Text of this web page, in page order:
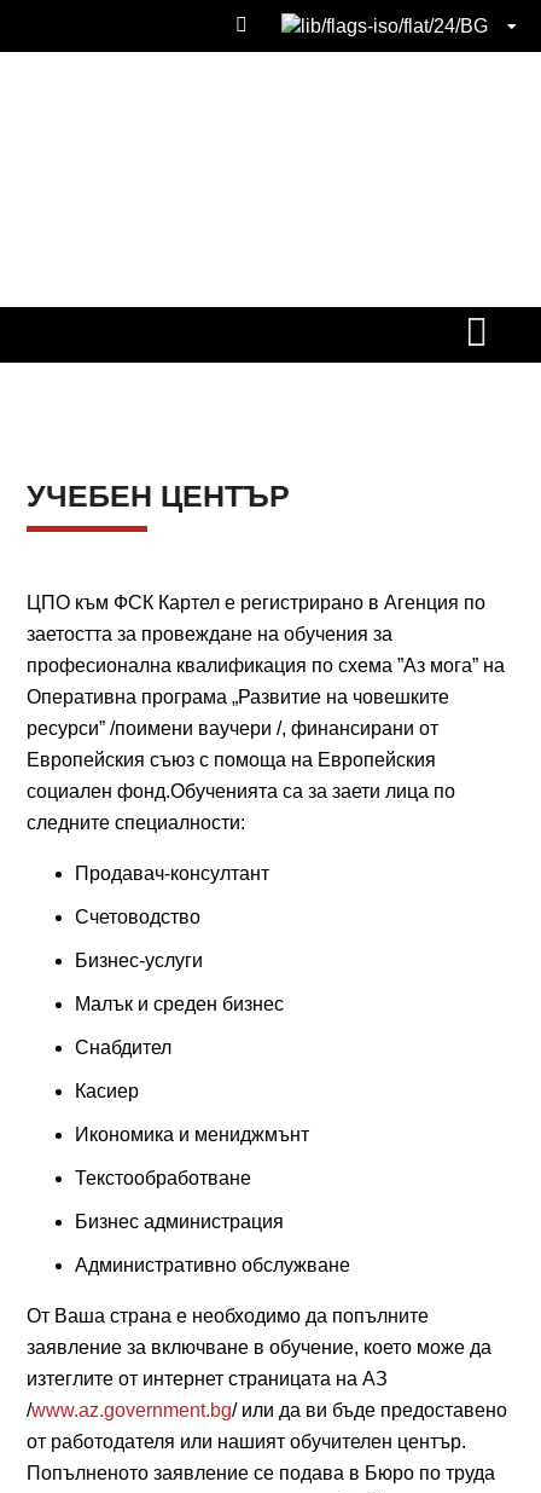
УЧЕБЕН ЦЕНТЪР
ЦПО към ФСК Картел е регистрирано в Агенция по
заетостта за провеждане на обучения за
професионална квалификация по схема ”Аз мога” на
Оперативна програма „Развитие на човешките
ресурси” /поимени ваучери /, финансирани от
Европейския съюз с помоща на Европейския
социален фонд.Обученията са за заети лица по
следните специалности:
Продавач-консултант
Счетоводство
Бизнес-услуги
Малък и среден бизнес
Снабдител
Касиер
Икономика и мениджмънт
Текстообработване
Бизнес администрация
Административно обслужване
От Ваша страна е необходимо да попълните
заявление за включване в обучение, което може да
изтеглите от интернет страницата на АЗ
/www.az.government.bg/ или да ви бъде предоставено
от работодателя или нашият обучителен център.
Попълненото заявление се подава в Бюро по труда